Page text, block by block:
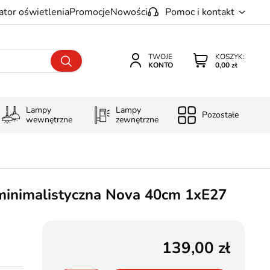
oświetleniaPromocjeNowości Pomoc i kontakt
KOSZYK:
0,00 zł
TWOJE
KONTO
Lampy
wewnętrzne
Lampy
zewnętrzne
Pozostałe
Nova 40cm 1xE27
139,00